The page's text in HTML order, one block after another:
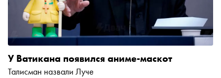
У Ватикана появился аниме-маскот
Талисман назвали Луче